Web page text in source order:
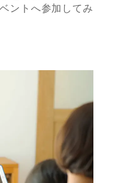
ントへ参加してみ